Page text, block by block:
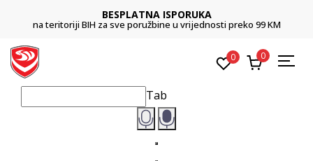
BESPLATNA ISPORUKA
na teritoriji BIH za sve poružbine u vrijednosti preko 99 KM
0 0
Tab